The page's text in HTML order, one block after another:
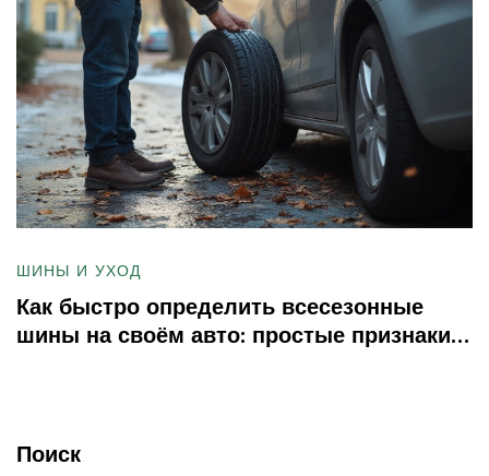
ШИНЫ И УХОД
Как быстро определить всесезонные
шины на своём авто: простые признаки и
Поиск